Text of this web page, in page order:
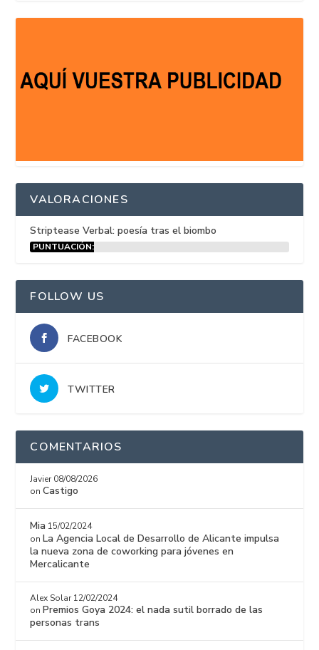
VALORACIONES
Striptease Verbal: poesía tras el biombo
PUNTUACIÓN:
FOLLOW US
FACEBOOK
TWITTER
COMENTARIOS
Javier 08/08/2026
onCastigo
Mia 15/02/2024
onLa Agencia Local de Desarrollo de Alicante impulsa
la nueva zona de coworking para jóvenes en
Mercalicante
Alex Solar 12/02/2024
onPremios Goya 2024: el nada sutil borrado de las
personas trans